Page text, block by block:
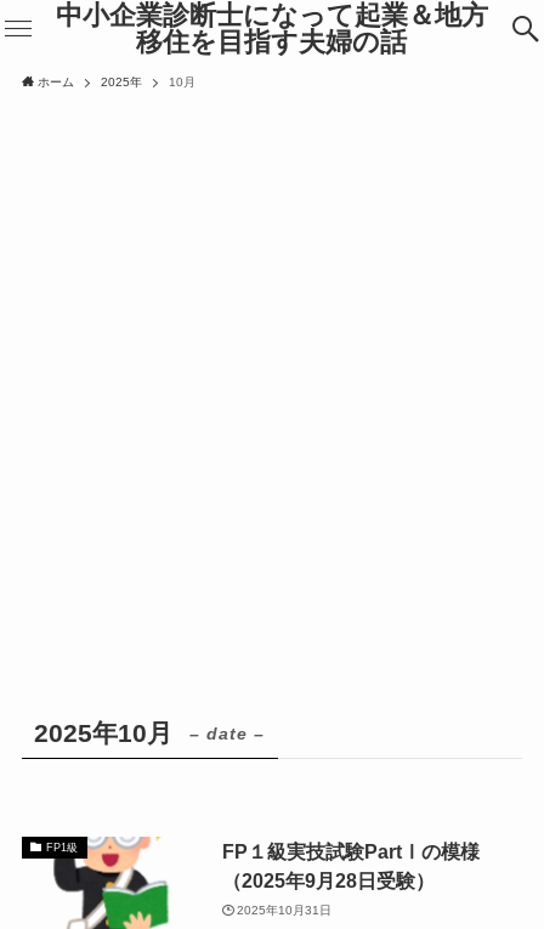
中小企業診断士になって起業＆地方
移住を目指す夫婦の話
ホーム 2025年 10月
2025年10月 – date –
FP1級
FP１級実技試験PartⅠの模様
（2025年9月28日受験）
2025年10月31日